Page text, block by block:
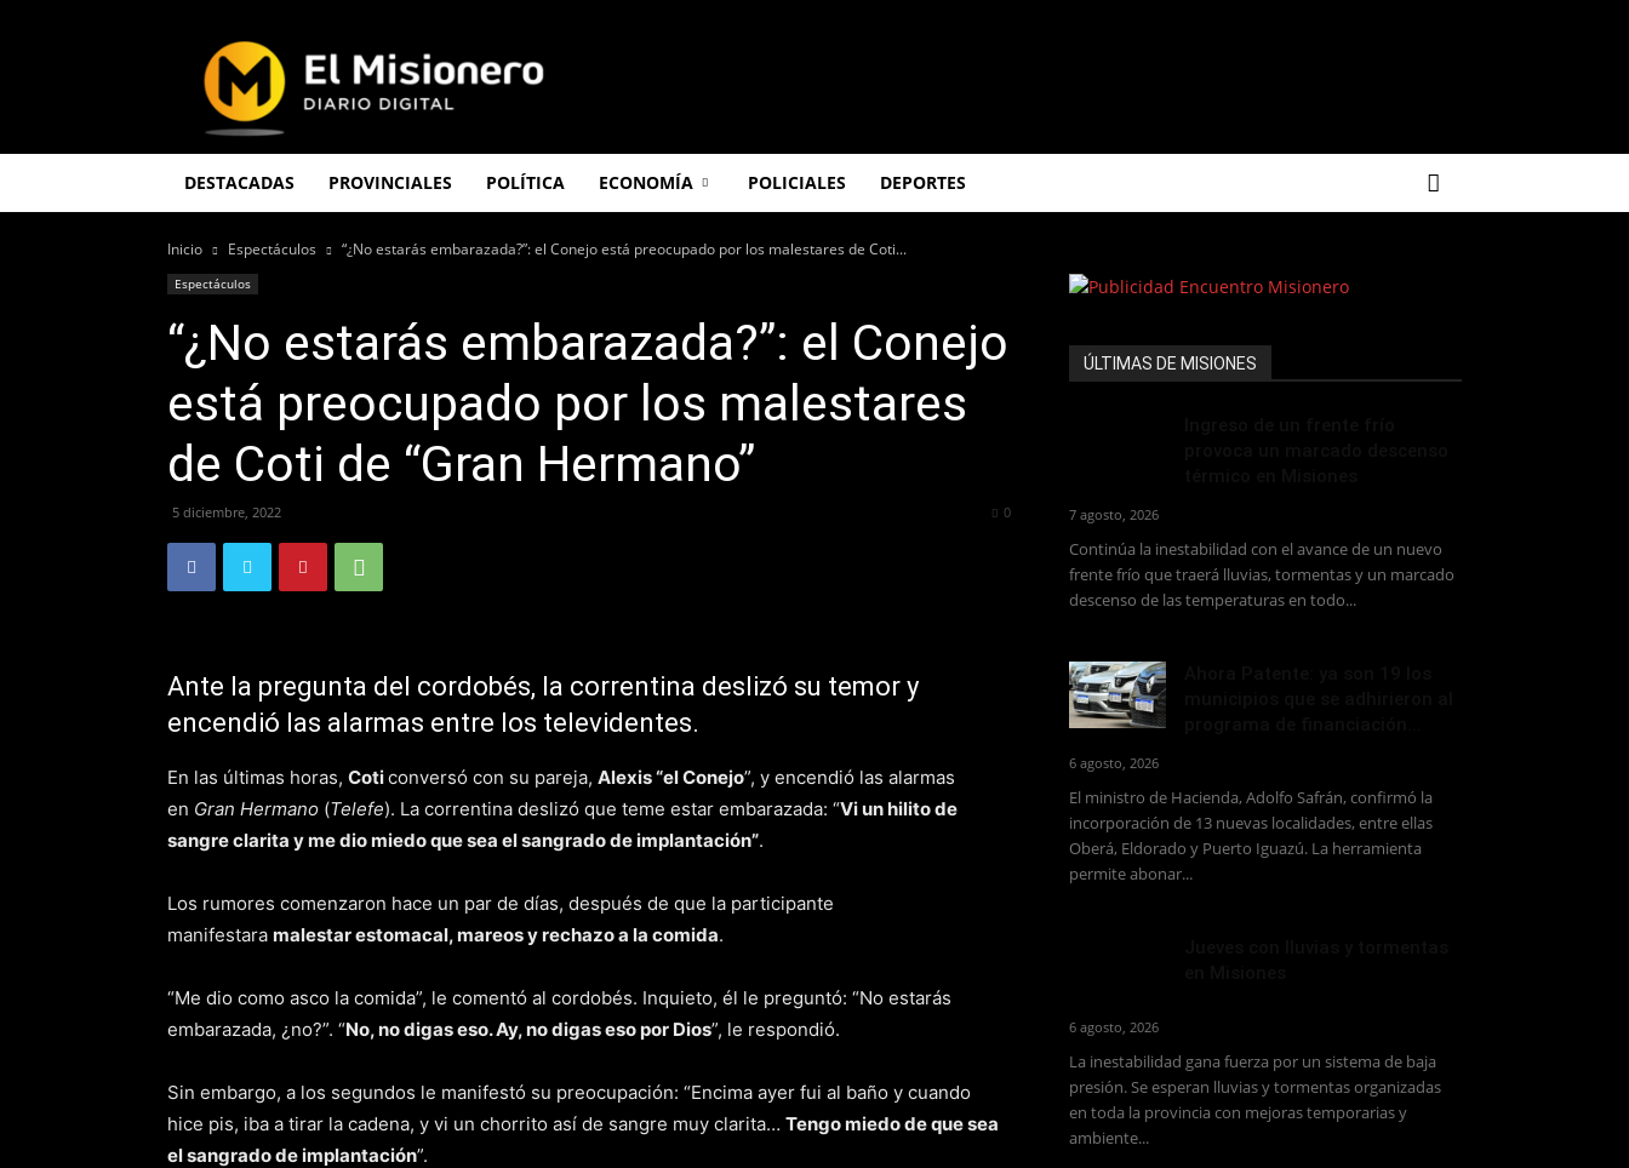
Misionero
DESTACADAS PROVINCIALES POLÍTICA ECONOMÍA POLICIALES DEPORTES
Inicio Espectáculos “¿No estarás embarazada?”: el Conejo está preocupado por los malestares de Coti...
Espectáculos
“¿No estarás embarazada?”: el Conejo
está preocupado por los malestares
de Coti de “Gran Hermano”
5 diciembre, 2022 0
Ante la pregunta del cordobés, la correntina deslizó su temor y
encendió las alarmas entre los televidentes.
En las últimas horas, Coticonversó con su pareja, Alexis “el Conejo”, y encendió las alarmas
en Gran Hermano (Telefe). La correntina deslizó que teme estar embarazada: “Vi un hilito de
sangre clarita y me dio miedo que sea el sangrado de implantación”.
Los rumores comenzaron hace un par de días, después de que la participante
manifestara malestar estomacal, mareos y rechazo a la comida.
“Me dio como asco la comida”, le comentó al cordobés. Inquieto, él le preguntó: “No estarás
embarazada, ¿no?”. “No, no digas eso. Ay, no digas eso por Dios”, le respondió.
Sin embargo, a los segundos le manifestó su preocupación: “Encima ayer fui al baño y cuando
hice pis, iba a tirar la cadena, y vi un chorrito así de sangre muy clarita… Tengo miedo de que sea
el sangrado de implantación”.
ÚLTIMAS DE MISIONES
7 agosto, 2026
Continúa la inestabilidad con el avance de un nuevo
frente frío que traerá lluvias, tormentas y un marcado
descenso de las temperaturas en todo...
6 agosto, 2026
El ministro de Hacienda, Adolfo Safrán, confirmó la
incorporación de 13 nuevas localidades, entre ellas
Oberá, Eldorado y Puerto Iguazú. La herramienta
permite abonar...
6 agosto, 2026
La inestabilidad gana fuerza por un sistema de baja
presión. Se esperan lluvias y tormentas organizadas
en toda la provincia con mejoras temporarias y
ambiente...